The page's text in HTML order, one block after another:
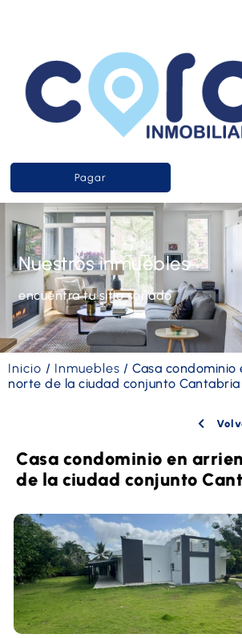
Pagar
Nuestros inmuebles
encuentra tu sitio soñado
Inicio / Inmuebles / Casa condominio
norte de la ciudad conjunto Cantabria
Casa condominio en
de la ciudad conjunto